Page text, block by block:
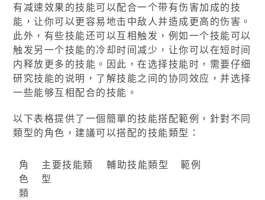
有减速效果的技能可以配合一个带有伤害加成的技
能，让你可以更容易地击中敌人并造成更高的伤害。
此外，有些技能还可以互相触发，例如一个技能可以
触发另一个技能的冷却时间减少，让你可以在短时间
内释放更多的技能。因此，在选择技能时，需要仔细
研究技能的说明，了解技能之间的协同效应，并选择
一些能够互相配合的技能。
以下表格提供了一個簡單的技能搭配範例，針對不同
類型的角色，建議可以搭配的技能類型：
角
色
類
主要技能類
型
輔助技能類型 範例